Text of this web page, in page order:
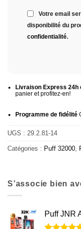
Votre email
disponibilité du
confidentialité.
Livraison Express 24h
panier et profitez-en!
Programme de fidélité
UGS : 29.2.81-14
Catégories : Puff 32000,
S’associe bien
Puff JNR